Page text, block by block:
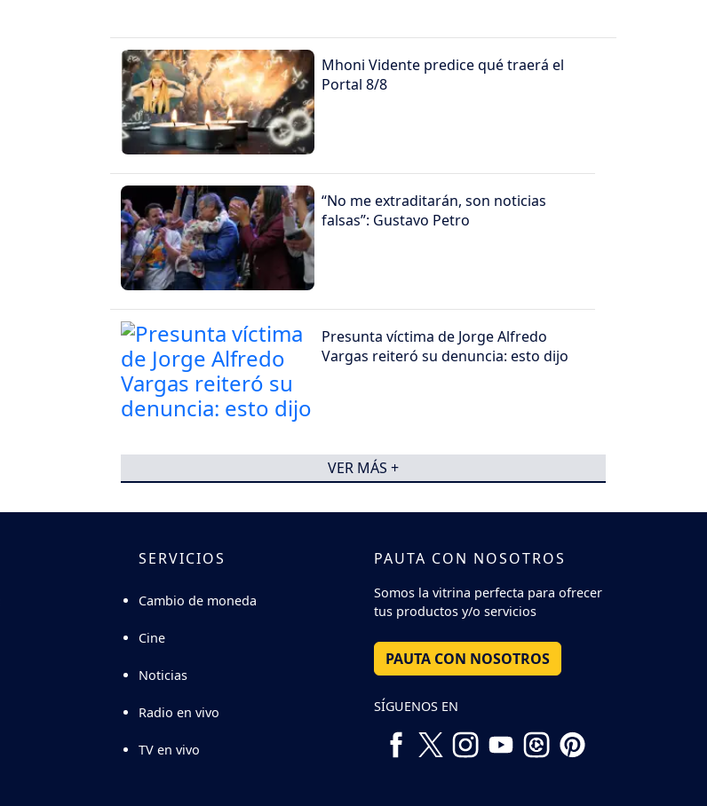
Mhoni Vidente predice qué traerá el
Portal 8/8
“No me extraditarán, son noticias
falsas”: Gustavo Petro
Presunta víctima de Jorge Alfredo
Vargas reiteró su denuncia: esto dijo
VER MÁS +
SERVICIOS
Cambio de moneda
Cine
Noticias
Radio en vivo
TV en vivo
PAUTA CON NOSOTROS
Somos la vitrina perfecta para ofrecer
tus productos y/o servicios
PAUTA CON NOSOTROS
SÍGUENOS EN